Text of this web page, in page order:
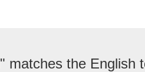
" matches the English